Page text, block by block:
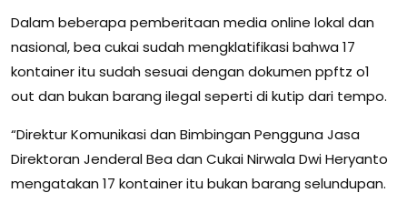
Dalam beberapa pemberitaan media online lokal dan
nasional, bea cukai sudah mengklatifikasi bahwa 17
kontainer itu sudah sesuai dengan dokumen ppftz o1
out dan bukan barang ilegal seperti di kutip dari tempo.
“Direktur Komunikasi dan Bimbingan Pengguna Jasa
Direktoran Jenderal Bea dan Cukai Nirwala Dwi Heryanto
mengatakan 17 kontainer itu bukan barang selundupan.